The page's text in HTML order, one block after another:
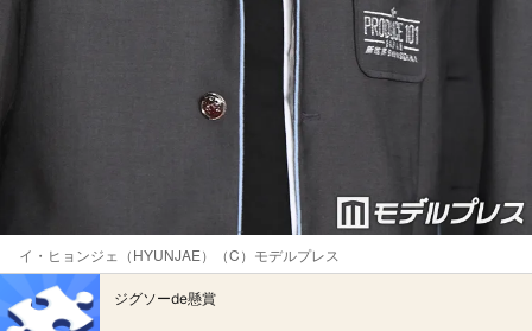
イ・ヒョンジェ（HYUNJAE）（C）モデルプレス
ジグソーde懸賞